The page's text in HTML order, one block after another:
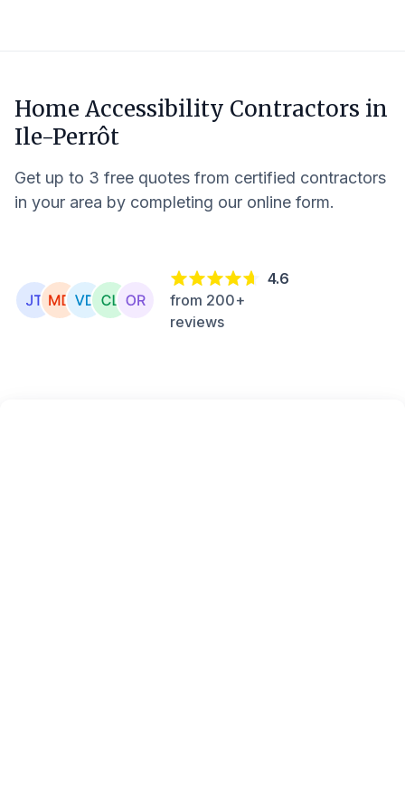
Home Accessibility Contractors in
Ile-Perrôt
Get up to 3 free quotes from certified contractors
in your area by completing our online form.
4.6
from 200+
reviews